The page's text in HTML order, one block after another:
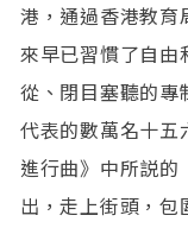
港，通過香港教育
來早已習慣了自由
從、閉目塞聽的專
代表的數萬名十五
進行曲》中所説
出，走上街頭，包